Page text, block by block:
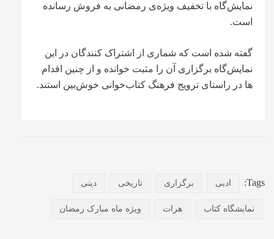
نمایش‌گاه با تخفیف ویژه‌ی رمضانی به فروش رسانده
است.
گفته شده است که شماری از اشتراک کنندگان در این
نمایش‌گاه برگزاری آن را مثبت خوانده و از چنین اقدام
ها در راستای ترویج فرهنگ کتاب‌خوانی خوش‌بین استند.
Tags: ادبی برگزاری تاریخی دینی
نمایشگاه کتاب هرات ویژه ماه مبارک رمضان